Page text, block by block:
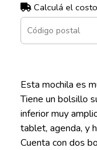
Calculá el
Esta mochila es
Tiene un bolsillo
inferior muy
tablet, agenda, y
Cuenta con dos